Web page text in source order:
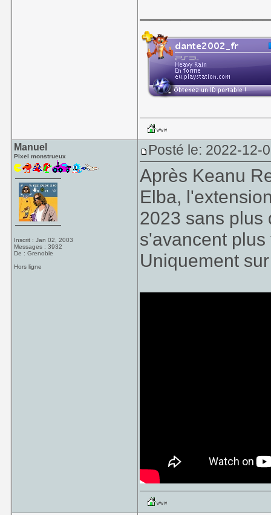
Manuel
Pixel monstrueux
Inscrit : Jan 02, 2003
Messages : 3932
De : Grenoble
Hors ligne
Posté le: 2022-12-
Après Keanu
Elba,
2023 sans plus
s'avancent
Uniquement